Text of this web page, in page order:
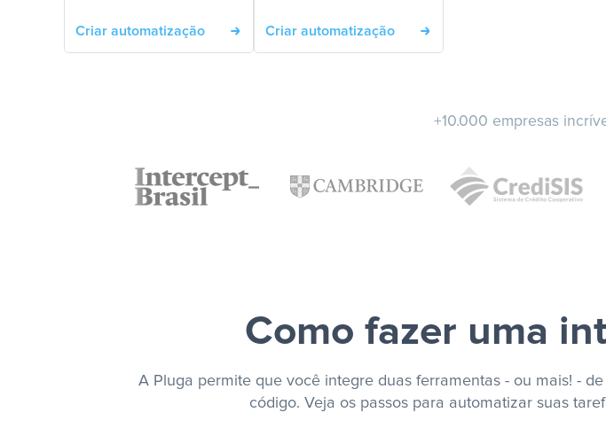
Criar automatização Criar automatização
+10.000 empresas
Como fazer uma
A Pluga permite que você integre duas ferramentas - ou mais! -
código. Veja os passos para automatizar suas